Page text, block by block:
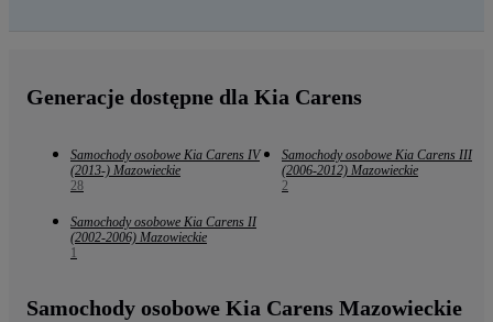
Generacje dostępne dla Kia Carens
Samochody osobowe Kia Carens IV
(2013-) Mazowieckie
28
Samochody osobowe Kia Carens III
(2006-2012) Mazowieckie
2
Samochody osobowe Kia Carens II
(2002-2006) Mazowieckie
1
Samochody osobowe Kia Carens Mazowieckie